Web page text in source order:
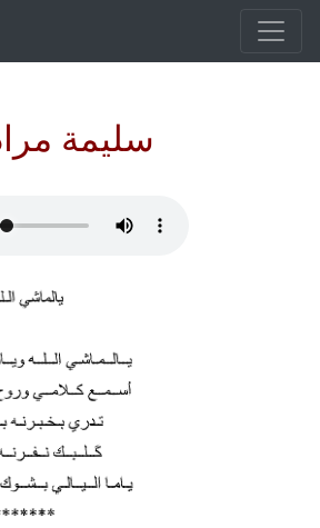
سليمة